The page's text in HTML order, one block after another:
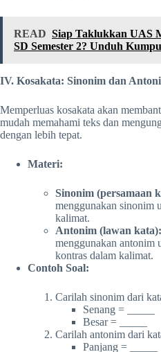
READ Siap Taklukkan UAS
SD Semester 2? Unduh
IV. Kosakata: Sinonim dan
Memperluas kosakata akan
mudah memahami teks dan
dengan lebih tepat.
Materi:
Sinonim (persamaan
menggunakan sinonim
kalimat.
Antonim (lawan kata):
menggunakan antonim
kontras dalam kalimat.
Contoh Soal:
Carilah sinonim dari
Senang = _____
Besar = _____
Carilah antonim dari
Panjang = _____